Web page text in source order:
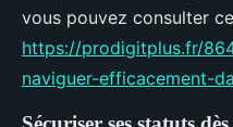
vous pouvez consulter
https://prodigitplus.fr/
naviguer-efficacement-